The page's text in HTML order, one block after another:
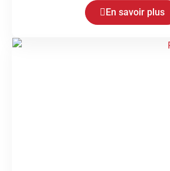
En savoir plus